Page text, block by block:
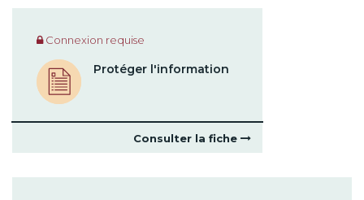
Connexion requise
Protéger l'information
Consulter la fiche